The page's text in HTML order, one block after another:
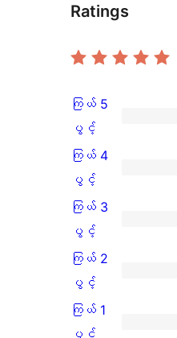
Ratings
ကြယ်
5
ပွင့်
အဆင့်
သုံးသပ်
ကြယ် 5
ပွင့်
ကြယ်
4
ပွင့်
အဆင့်
သုံးသပ်
ကြယ် 4
ပွင့်
ကြယ်
3
ပွင့်
အဆင့်
သုံးသပ်
ကြယ် 3
ပွင့်
ကြယ်
2
ပွင့်
ကြယ် 2
ပွင့်
ကြယ်
ကြယ် 1
ပွင့်